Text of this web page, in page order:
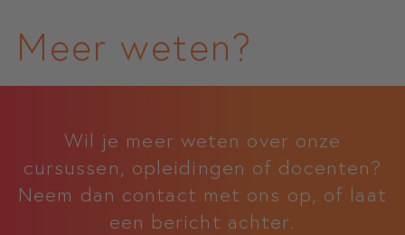
Meer weten?
Wil je meer weten over onze
cursussen, opleidingen of docenten?
Neem dan contact met ons op, of laat
een bericht achter.